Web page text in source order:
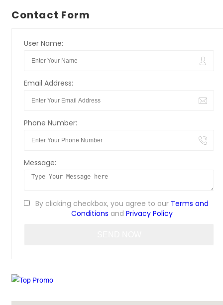
Contact Form
User Name:
Email Address:
Phone Number:
Message:
By clicking checkbox, you agree to our Terms and
Conditions and Privacy Policy